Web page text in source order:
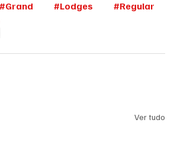
#Grand #Lodges
#Regular
Ver tudo